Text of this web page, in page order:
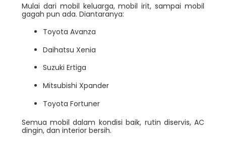
Mulai dari mobil keluarga, mobil irit, sampai mobil
gagah pun ada. Diantaranya:
Toyota Avanza
Daihatsu Xenia
Suzuki Ertiga
Mitsubishi Xpander
Toyota Fortuner
Semua mobil dalam kondisi baik, rutin diservis, AC
dingin, dan interior bersih.